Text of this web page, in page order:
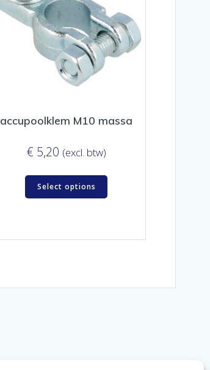
accupoolklem M10 massa
€ 5,20 (excl. btw)
Select options